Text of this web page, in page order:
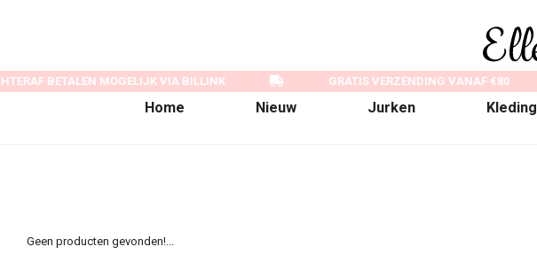
Home Nieuw Jurken Kleding
BETALEN MOGELIJK VIA BILLINK GRATIS VERZENDING VANAF €80
Geen producten gevonden!...